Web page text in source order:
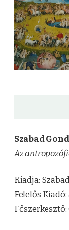
Szabad
Az
Kiadja:
Felelős
Főszerkesztő: